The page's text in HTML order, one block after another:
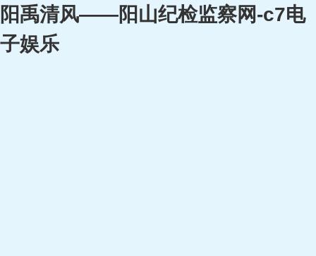
阳禹清风——阳山纪检监察网-c7电
子娱乐